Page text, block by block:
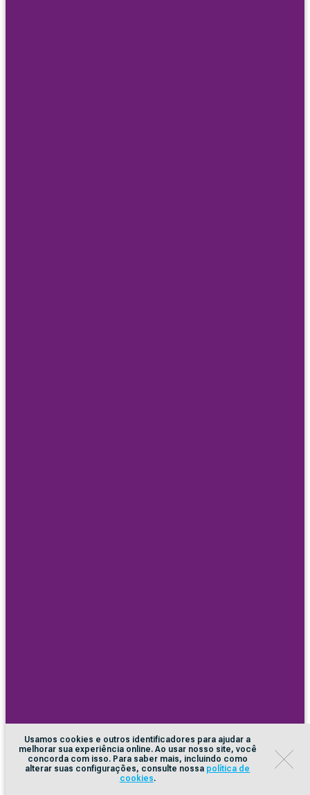
Usamos cookies e outros identificadores para ajudar a
melhorar sua experiência online. Ao usar nosso site, você
concorda com isso. Para saber mais, incluindo como
alterar suas configurações, consulte nossa política de
cookies.